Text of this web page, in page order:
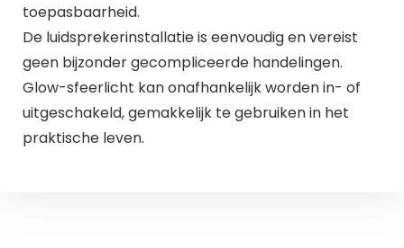
toepasbaarheid.
De luidsprekerinstallatie is eenvoudig en vereist
geen bijzonder gecompliceerde handelingen.
Glow-sfeerlicht kan onafhankelijk worden in- of
uitgeschakeld, gemakkelijk te gebruiken in het
praktische leven.